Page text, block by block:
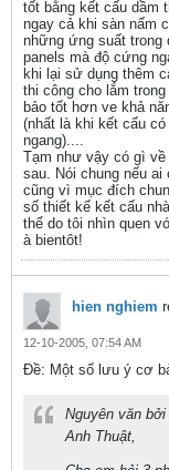
tốt bằng kết cấu dầm
ngay cả khi sàn nấm
những ứng suất trong
panels mà độ cứng
khi lại sử dụng thêm
thi công cho lắm
bảo tốt hơn ve khả
(nhất là khi kết cấu
ngang)....
Tạm như vậy có gì về
sau. Nói chung nếu
cũng vì mục đích
số thiết kế kết cấu
thể do tôi nhìn quen
à bientôt!
hien nghiem
12-10-2005, 07:54 AM
Ðề: Một số lưu ý cơ
Nguyên văn bởi
Anh Thuật,